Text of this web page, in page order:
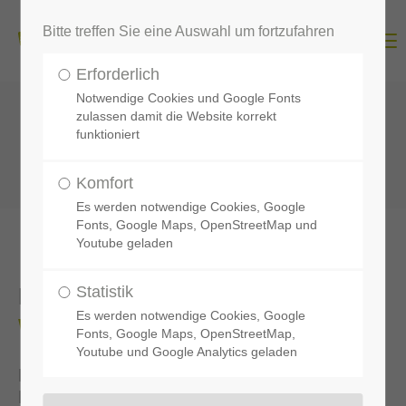
Ehrenamts-Angebote in
Wildeshausen
Einsatz von Ehrenamtlichen in Wildeshausen.
Bitte treffen Sie eine Auswahl um fortzufahren
Erforderlich
Notwendige Cookies und Google Fonts
zulassen damit die Website korrekt
funktioniert
Komfort
Es werden notwendige Cookies, Google
Fonts, Google Maps, OpenStreetMap und
Youtube geladen
Statistik
Es werden notwendige Cookies, Google
Fonts, Google Maps, OpenStreetMap,
Youtube und Google Analytics geladen